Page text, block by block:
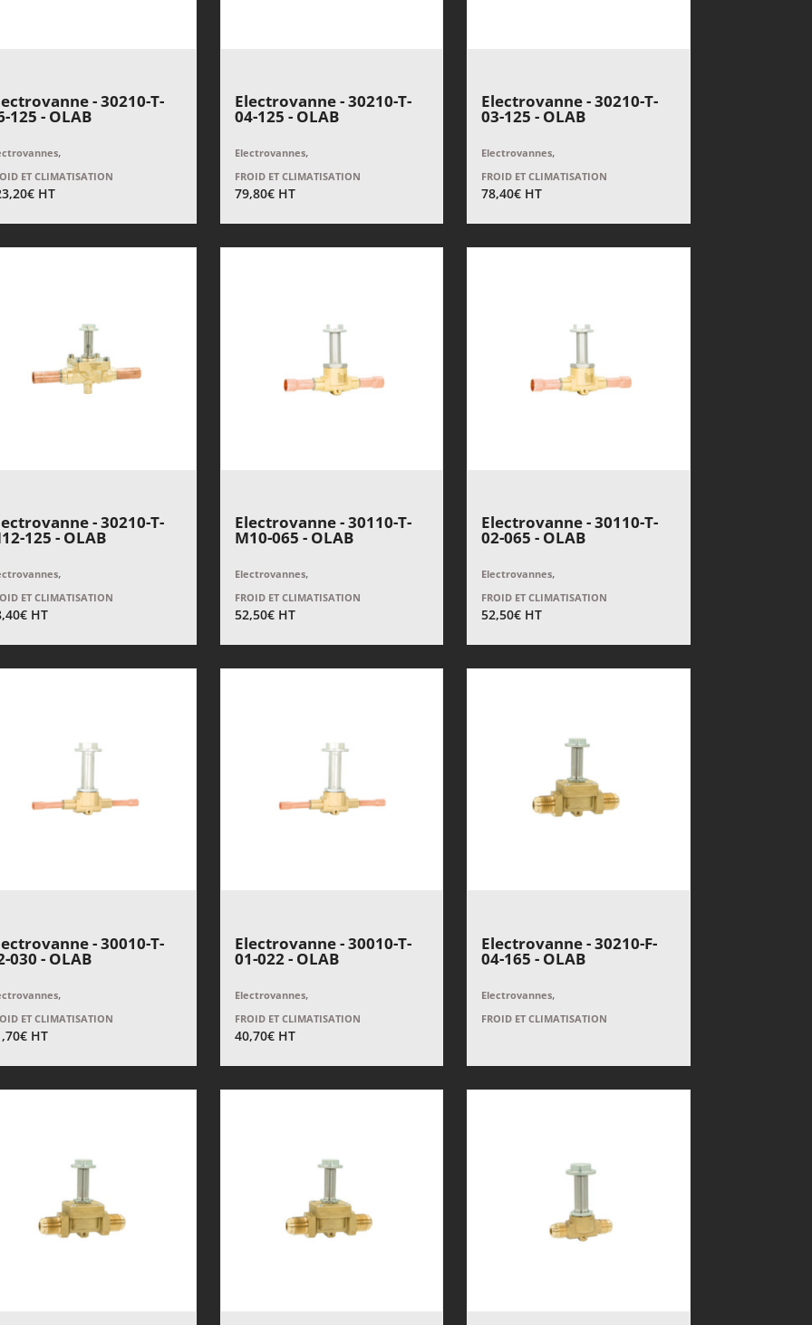
- 30210-T-
125 - OLAB
,
ET CLIMATISATION
€ HT
Electrovanne - 30210-T-
04-125 - OLAB
Electrovannes,
FROID ET CLIMATISATION
79,80€ HT
Electrovanne - 30210-T-
03-125 - OLAB
Electrovannes,
FROID ET CLIMATISATION
78,40€ HT
- 30210-T-
125 - OLAB
,
ET CLIMATISATION
€ HT
Electrovanne - 30110-T-
M10-065 - OLAB
Electrovannes,
FROID ET CLIMATISATION
52,50€ HT
Electrovanne - 30110-T-
02-065 - OLAB
Electrovannes,
FROID ET CLIMATISATION
52,50€ HT
- 30010-T-
030 - OLAB
,
ET CLIMATISATION
€ HT
Electrovanne - 30010-T-
01-022 - OLAB
Electrovannes,
FROID ET CLIMATISATION
40,70€ HT
Electrovanne - 30210-F-
04-165 - OLAB
Electrovannes,
FROID ET CLIMATISATION